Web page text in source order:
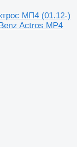
МП4 (01.12-)
Actros MP4